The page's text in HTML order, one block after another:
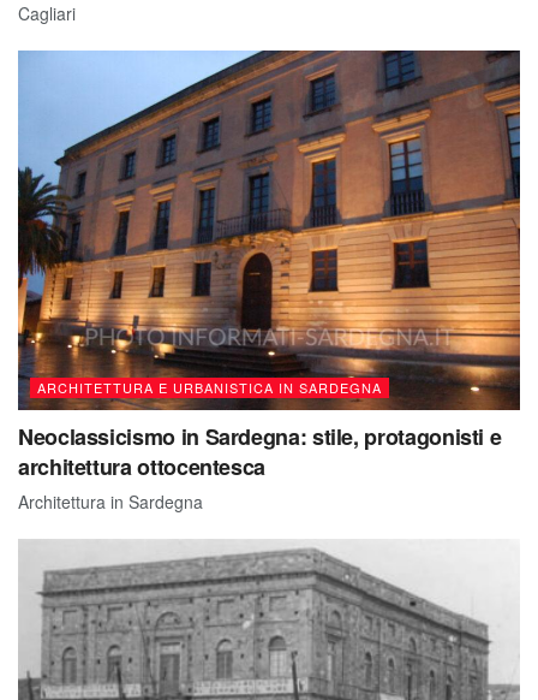
Cagliari
ARCHITETTURA E URBANISTICA IN SARDEGNA
Neoclassicismo in Sardegna: stile, protagonisti e
architettura ottocentesca
Architettura in Sardegna